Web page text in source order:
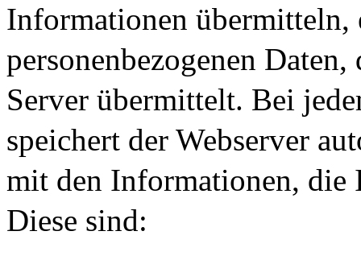
Informationen übermitteln,
personenbezogenen
Server übermittelt. Bei
speichert der Webserver
mit den Informationen, die
Diese sind: